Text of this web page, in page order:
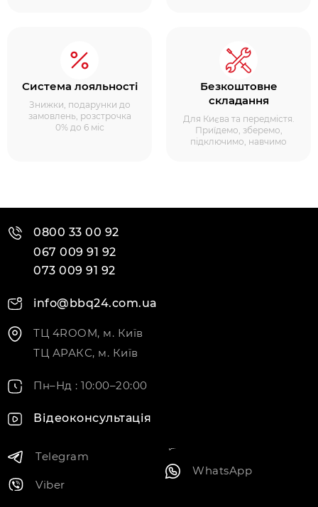
Система лояльності
Знижки, подарунки до
замовлень, розстрочка
0% до 6 міс
Безкоштовне
складання
Для Києва та передмістя.
Приїдемо, зберемо,
підключимо, навчимо
0800 33 00 92
067 009 91 92
073 009 91 92
info@bbq24.com.ua
ТЦ 4ROOM, м. Київ
ТЦ АРАКС, м. Київ
Пн–Нд : 10:00–20:00
Відеоконсультація
Telegram
Viber
WhatsApp